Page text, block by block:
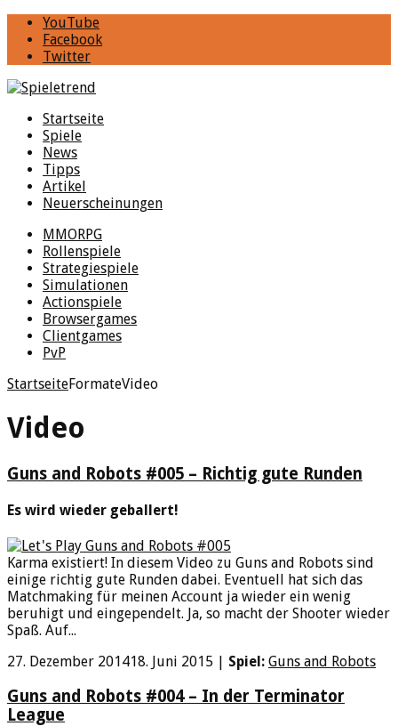
YouTube
Facebook
Twitter
Startseite
Spiele
News
Tipps
Artikel
Neuerscheinungen
MMORPG
Rollenspiele
Strategiespiele
Simulationen
Actionspiele
Browsergames
Clientgames
PvP
StartseiteFormateVideo
Video
Guns and Robots #005 – Richtig gute Runden
Es wird wieder geballert!
Karma existiert! In diesem Video zu Guns and Robots sind
einige richtig gute Runden dabei. Eventuell hat sich das
Matchmaking für meinen Account ja wieder ein wenig
beruhigt und eingependelt. Ja, so macht der Shooter wieder
Spaß. Auf...
27. Dezember 201418. Juni 2015 Spiel: Guns and Robots
Guns and Robots #004 – In der Terminator
League